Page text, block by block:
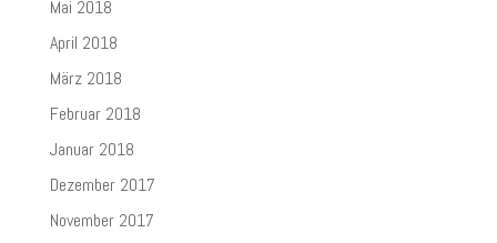
Mai 2018
April 2018
März 2018
Februar 2018
Januar 2018
Dezember 2017
November 2017